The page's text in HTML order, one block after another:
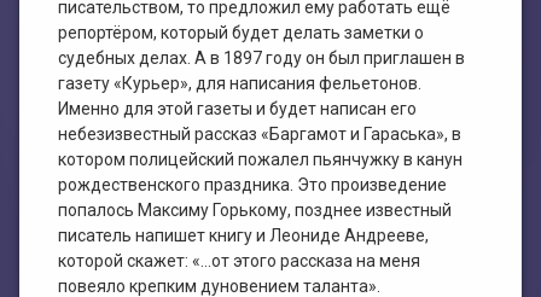
писательством, то предложил ему работать ещё
репортёром, который будет делать заметки о
судебных делах. А в 1897 году он был приглашен в
газету «Курьер», для написания фельетонов.
Именно для этой газеты и будет написан его
небезизвестный рассказ «Баргамот и Гараська», в
котором полицейский пожалел пьянчужку в канун
рождественского праздника. Это произведение
попалось Максиму Горькому, позднее известный
писатель напишет книгу и Леониде Андрееве,
которой скажет: «…от этого рассказа на меня
повеяло крепким дуновением таланта».